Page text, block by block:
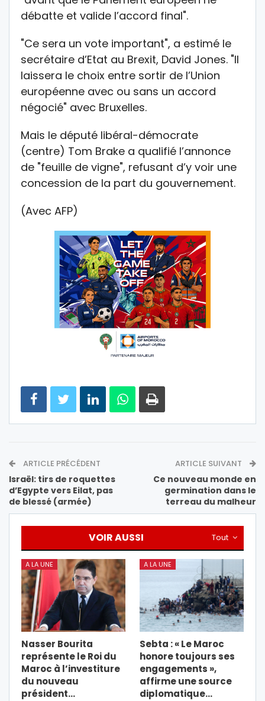
débatte et valide l’accord final".
"Ce sera un vote important", a estimé le
secrétaire d’Etat au Brexit, David Jones. "Il
laissera le choix entre sortir de l’Union
européenne avec ou sans un accord
négocié" avec Bruxelles.
Mais le député libéral-démocrate
(centre) Tom Brake a qualifié l’annonce
de "feuille de vigne", refusant d’y voir une
concession de la part du gouvernement.
(Avec AFP)
ARTICLE PRÉCÉDENT
Israël: tirs de roquettes
d’Egypte vers Eilat, pas
de blessé (armée)
ARTICLE SUIVANT
Ce nouveau monde en
germination dans le
terreau du malheur
Tout
VOIR AUSSI
A LA UNE
Nasser Bourita
représente le Roi du
Maroc à l’investiture
du nouveau
président…
A LA UNE
Sebta : « Le Maroc
honore toujours ses
engagements »,
affirme une source
diplomatique…